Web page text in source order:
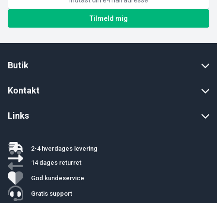
Tilmeld mig
Butik
Kontakt
Links
2-4 hverdages levering
14 dages returret
God kundeservice
Gratis support